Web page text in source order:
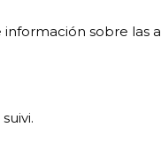
sobre las